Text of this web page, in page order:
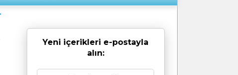
Yeni içerikleri e-postayla
alın: